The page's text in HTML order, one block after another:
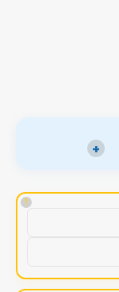
+
!